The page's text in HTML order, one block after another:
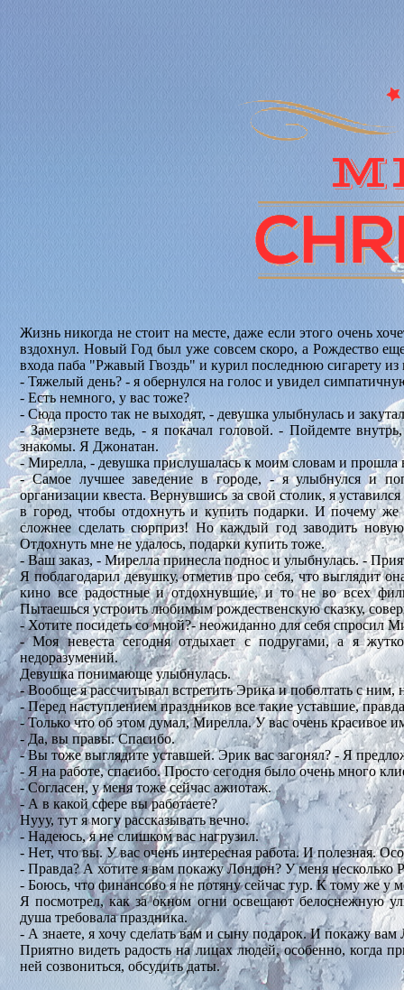
Жизнь никогда не стоит на месте, даже если этого очень
вздохнул. Новый Год был уже совсем скоро, а Рождество
входа паба "Ржавый Гвоздь" и курил последнюю сигарету из
- Тяжелый день? - я обернулся на голос и увидел
- Есть немного, у вас тоже?
- Сюда просто так не выходят, - девушка улыбнулась и
- Замерзнете ведь, - я покачал головой. - Пойдемте
знакомы. Я Джонатан.
- Мирелла, - девушка прислушалась к моим словам и прошла
- Самое лучшее заведение в городе, - я улыбнулся и
организации квеста. Вернувшись за свой столик, я
в город, чтобы отдохнуть и купить подарки. И почему
сложнее сделать сюрприз! Но каждый год заводить
Отдохнуть мне не удалось, подарки купить тоже.
- Ваш заказ, - Мирелла принесла поднос и улыбнулась. -
Я поблагодарил девушку, отметив про себя, что выглядит
кино все радостные и отдохнувшие, и то не во всех
Пытаешься устроить любимым рождественскую сказку,
- Хотите посидеть со мной?- неожиданно для себя спросил
- Моя невеста сегодня отдыхает с подругами, а я
недоразумений.
Девушка понимающе улыбнулась.
- Вообще я рассчитывал встретить Эрика и поболтать с ним,
- Перед наступлением праздников все такие уставшие,
- Только что об этом думал, Мирелла. У вас очень красивое
- Да, вы правы. Спасибо.
- Вы тоже выглядите уставшей. Эрик вас загонял? - Я
- Я на работе, спасибо. Просто сегодня было очень много
- Согласен, у меня тоже сейчас ажиотаж.
- А в какой сфере вы работаете?
Нууу, тут я могу рассказывать вечно.
- Надеюсь, я не слишком вас нагрузил.
- Нет, что вы. У вас очень интересная работа. И полезная.
- Правда? А хотите я вам покажу Лондон? У меня несколько
- Боюсь, что финансово я не потяну сейчас тур. К тому же у
Я посмотрел, как за окном огни освещают белоснежную
душа требовала праздника.
- А знаете, я хочу сделать вам и сыну подарок. И покажу вам
Приятно видеть радость на лицах людей, особенно, когда
ней созвониться, обсудить даты.